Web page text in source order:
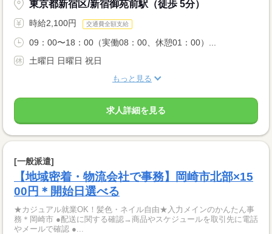
東京都新宿区/新宿御苑前駅（徒歩 5分）
時給2,100円 交通費全額支給
09：00〜18：00（実働08：00、休憩01：00）...
土曜日 日曜日 祝日
もっと見る
求人詳細を見る
[一般派遣]
【地域密着・物流会社で事務】岡崎市北部×15
00円＊開始日選べる
★カジュアル就業OK！髪色・ネイル自由★入力メインのかんたん事
務＊岡崎市 ●配送に関する確認→商品やスケジュールを取引先に電話
やメールで確認 ●...